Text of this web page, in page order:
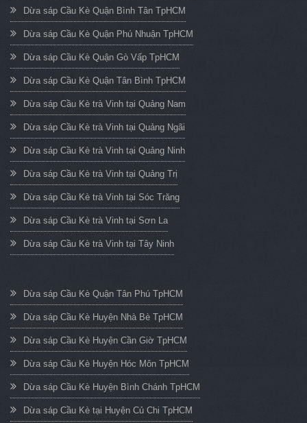
Dừa sáp Cầu Kè Quận Bình Tân TpHCM
Dừa sáp Cầu Kè Quận Phú Nhuận TpHCM
Dừa sáp Cầu Kè Quận Gò Vấp TpHCM
Dừa sáp Cầu Kè Quận Tân Bình TpHCM
Dừa sáp Cầu Kè trà Vinh tại Quảng Nam
Dừa sáp Cầu Kè trà Vinh tại Quảng Ngãi
Dừa sáp Cầu Kè trà Vinh tại Quảng Ninh
Dừa sáp Cầu Kè trà Vinh tại Quảng Trị
Dừa sáp Cầu Kè trà Vinh tại Sóc Trăng
Dừa sáp Cầu Kè trà Vinh tại Sơn La
Dừa sáp Cầu Kè trà Vinh tại Tây Ninh
Dừa sáp Cầu Kè Quận Tân Phú TpHCM
Dừa sáp Cầu Kè Huyện Nhà Bè TpHCM
Dừa sáp Cầu Kè Huyện Cần Giờ TpHCM
Dừa sáp Cầu Kè Huyện Hóc Môn TpHCM
Dừa sáp Cầu Kè Huyện Bình Chánh TpHCM
Dừa sáp Cầu Kè tại Huyện Củ Chi TpHCM